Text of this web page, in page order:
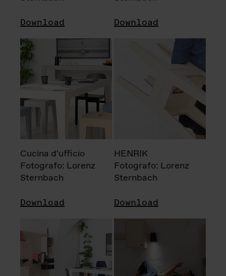
Download Download
Cucina d'ufficio
Fotografo: Lorenz
Sternbach
Download
HENRIK
Fotografo: Lorenz
Sternbach
Download